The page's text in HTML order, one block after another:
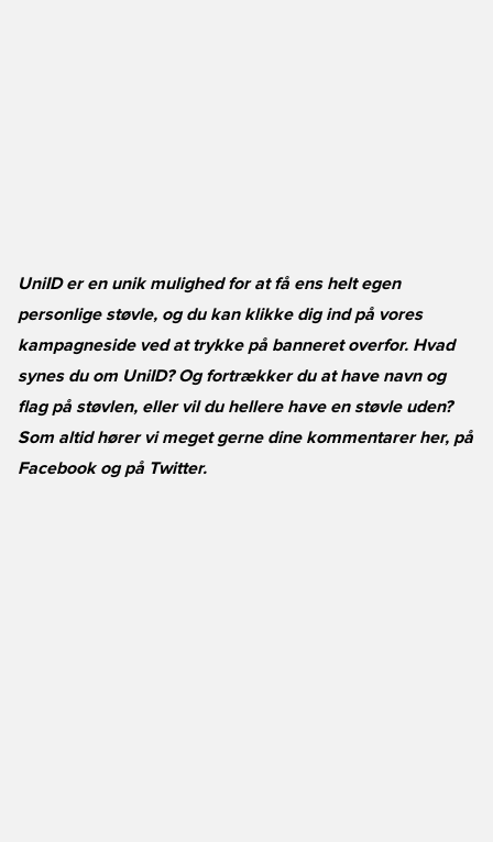
UniID er en unik mulighed for at få ens helt egen
personlige støvle, og du kan klikke dig ind på vores
kampagneside ved at trykke på banneret overfor. Hvad
synes du om UniID? Og fortrækker du at have navn og
flag på støvlen, eller vil du hellere have en støvle uden?
Som altid hører vi meget gerne dine kommentarer her, på
Facebookog på Twitter.